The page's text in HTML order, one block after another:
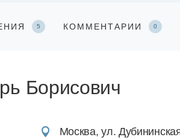
5 КОММЕНТАРИИ 0
Борисович
Москва, ул.